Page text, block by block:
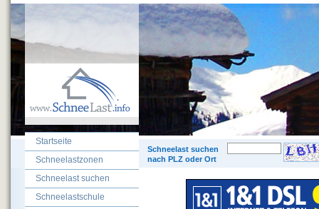
Schneelast suchen
nach PLZ oder Ort
Startseite
Schneelastzonen
Schneelast suchen
Schneelastschule
©